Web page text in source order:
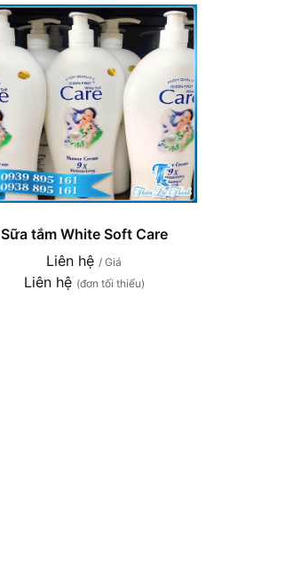
Sữa tắm White Soft Care
Liên hệ / Giá
Liên hệ (đơn tối thiểu)